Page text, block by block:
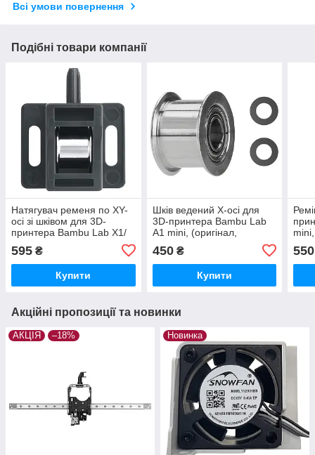
Всі умови повернення
Подібні товари компанії
Натягувач ременя по XY-
осі зі шківом для 3D-
принтера Bambu Lab X1/
FAC033)
595 ₴
Купити
Шків ведений X-осі для
3D-принтера Bambu Lab
A1 mini, (оригінал,
450₴
Купити
550
Акційні пропозиції та новинки
АКЦІЯ –18% Новинка